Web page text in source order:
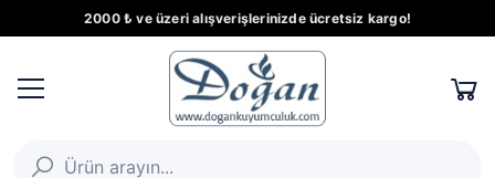
2000 ₺ ve üzeri alışverişlerinizde ücretsiz kargo!